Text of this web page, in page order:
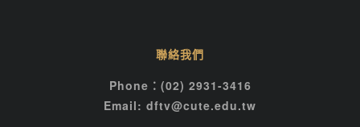
聯絡我們
Phone：(02) 2931-3416
Email: dftv@cute.edu.tw